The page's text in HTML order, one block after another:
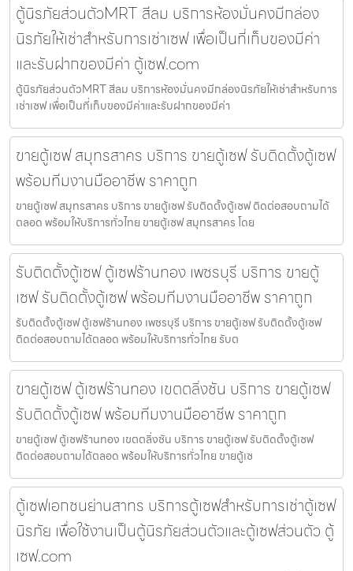
ตู้นิรภัยส่วนตัวMRT สีลม บริการห้องมั่นคงมีกล่อง
นิรภัยให้เช่าสำหรับการเช่าเซฟ เพื่อเป็นที่เก็บของมีค่า
และรับฝากของมีค่า ตู้เซฟ.com
ตู้นิรภัยส่วนตัวMRT สีลม บริการห้องมั่นคงมีกล่องนิรภัยให้เช่าสำหรับการ
เช่าเซฟ เพื่อเป็นที่เก็บของมีค่าและรับฝากของมีค่า
ขายตู้เซฟ สมุทรสาคร บริการ ขายตู้เซฟ รับติดตั้งตู้เซฟ
พร้อมทีมงานมืออาชีพ ราคาถูก
ขายตู้เซฟ สมุทรสาคร บริการ ขายตู้เซฟ รับติดตั้งตู้เซฟ ติดต่อสอบถามได้
ตลอด พร้อมให้บริการทั่วไทย ขายตู้เซฟ สมุทรสาคร โดย
รับติดตั้งตู้เซฟ ตู้เซฟร้านทอง เพชรบุรี บริการ ขายตู้
เซฟ รับติดตั้งตู้เซฟ พร้อมทีมงานมืออาชีพ ราคาถูก
รับติดตั้งตู้เซฟ ตู้เซฟร้านทอง เพชรบุรี บริการ ขายตู้เซฟ รับติดตั้งตู้เซฟ
ติดต่อสอบถามได้ตลอด พร้อมให้บริการทั่วไทย รับต
ขายตู้เซฟ ตู้เซฟร้านทอง เขตตลิ่งชัน บริการ ขายตู้เซฟ
รับติดตั้งตู้เซฟ พร้อมทีมงานมืออาชีพ ราคาถูก
ขายตู้เซฟ ตู้เซฟร้านทอง เขตตลิ่งชัน บริการ ขายตู้เซฟ รับติดตั้งตู้เซฟ
ติดต่อสอบถามได้ตลอด พร้อมให้บริการทั่วไทย ขายตู้เซ
ตู้เซฟเอกชนย่านสาทร บริการตู้เซฟสำหรับการเช่าตู้เซฟ
นิรภัย เพื่อใช้งานเป็นตู้นิรภัยส่วนตัวและตู้เซฟส่วนตัว ตู้
เซฟ.com